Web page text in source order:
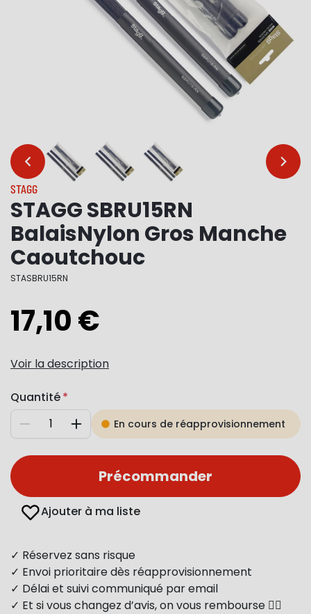
… …
STAGG
STAGG SBRU15RN
BalaisNylon Gros Manche
Caoutchouc
STASBRU15RN
17,10 €
Voir la description
Quantité
Diminuer AugmenterEn cours de réapprovisionnement
Précommander
Ajouter à ma liste
✓ Réservez sans risque
✓ Envoi prioritaire dès réapprovisionnement
✓ Délai et suivi communiqué par email
✓ Et si vous changez d’avis, on vous rembourse 👍🏻